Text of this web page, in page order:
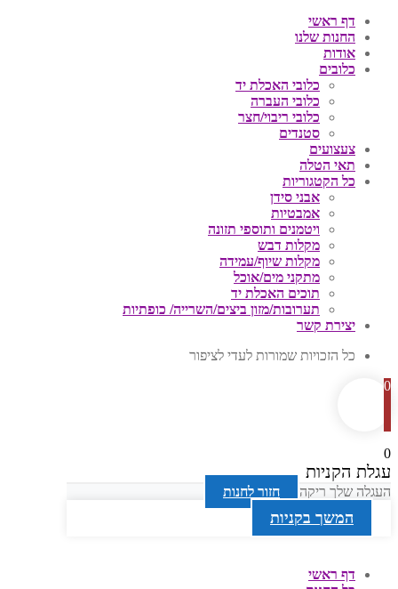
דף ראשי
החנות שלנו
אודות
כלובים
כלובי האכלת יד
כלובי העברה
כלובי ריבוי/חצר
סטנדים
צעצועים
תאי הטלה
כל הקטגוריות
אבני סידן
אמבטיות
ויטמנים ותוספי תזונה
מקלות דבש
מקלות שיוף/עמידה
מתקני מים/אוכל
תוכים האכלת יד
תערובות/מזון ביצים/השרייה/ כופתיות
יצירת קשר
כל הזכויות שמורות לעדי לציפור
0
0
עגלת הקניות
העגלה שלך ריקה חזור לחנות
המשך בקניות
דף ראשי